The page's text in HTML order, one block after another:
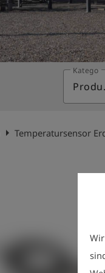
arrow_right Temperatursensor